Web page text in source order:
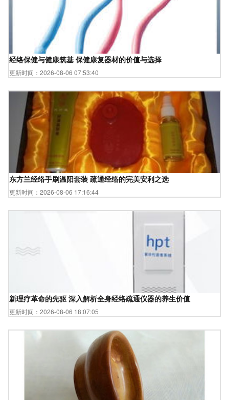
经络保健与健康筑基 保健康复器材的价值与选择
更新时间：2026-08-06 07:53:40
东方兰经络手刷温阳套装 疏通经络的完美安利之选
更新时间：2026-08-06 17:16:44
新理疗革命的先驱 深入解析全身经络疏通仪器的养生价值
更新时间：2026-08-06 18:07:05